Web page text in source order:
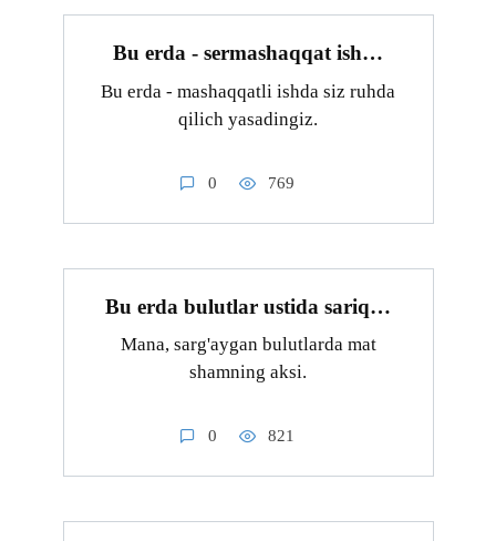
Bu erda - sermashaqqat ish…
Bu erda - mashaqqatli ishda siz ruhda
qilich yasadingiz.
0 769
Bu erda bulutlar ustida sariq…
Mana, sarg'aygan bulutlarda mat
shamning aksi.
0 821